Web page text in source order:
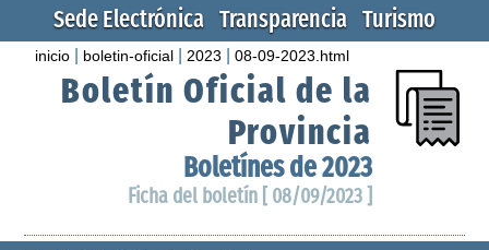
Sede Electrónica Transparencia Turismo
inicio boletin-oficial 2023 |08-09-2023.html
Boletín Oficial de la
Provincia
Boletínes de 2023
Ficha del boletín [ 08/09/2023 ]